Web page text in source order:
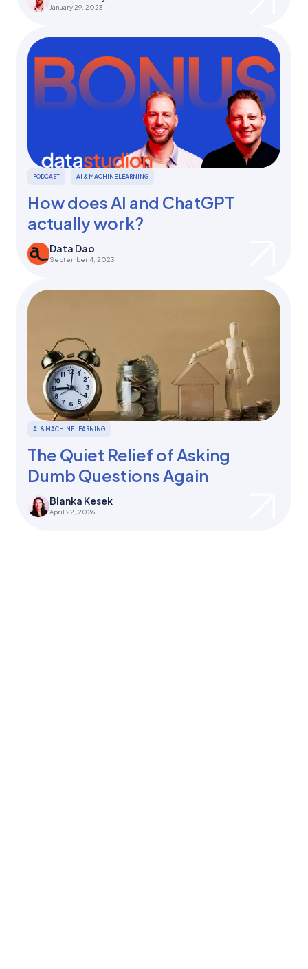
January 29, 2023
PODCAST AI & MACHINE LEARNING
How does AI and ChatGPT
actually work?
Data Dao
September 4, 2023
AI & MACHINE LEARNING
The Quiet Relief of Asking
Dumb Questions Again
Blanka Kesek
April 22, 2026